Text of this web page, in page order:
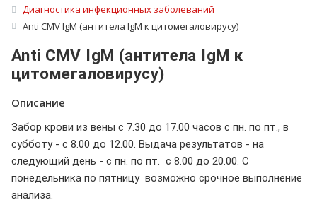
Диагностика инфекционных заболеваний
Anti CMV IgM (антитела IgM к цитомегаловирусу)
Anti CMV IgM (антитела IgM к
цитомегаловирусу)
Описание
Забор крови из вены с 7.30 до 17.00 часов с пн. по пт., в
субботу - с 8.00 до 12.00. Выдача результатов - на
следующий день - с пн. по пт. с 8.00 до 20.00. С
понедельника по пятницу возможно срочное выполнение
анализа.